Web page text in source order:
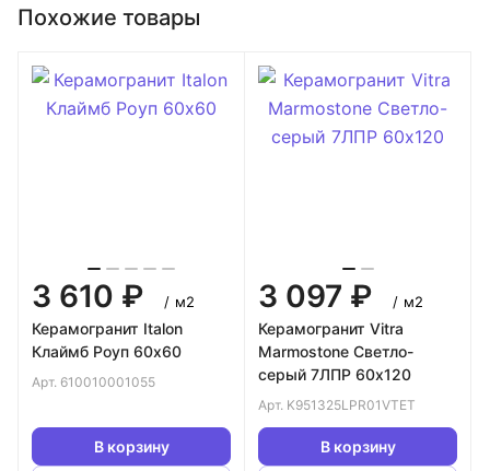
Похожие товары
3 610 ₽ / м2
Керамогранит Italon
Клаймб Роуп 60х60
Арт. 610010001055
В корзину
3 097 ₽ / м2
Керамогранит Vitra
Marmostone Светло-
серый 7ЛПР 60х120
Арт. K951325LPR01VTET
В корзину